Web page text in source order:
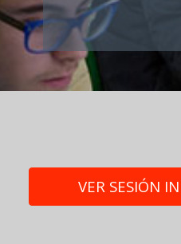
VER SESIÓN